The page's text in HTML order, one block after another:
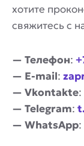
хотите
свяжитесь с
— Телефон:
— E-mail:
— Vkontakte:
— Telegram:
— WhatsApp: